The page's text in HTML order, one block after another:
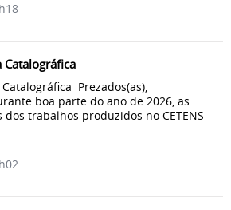
Catalográfica
Prezados(as),
boa parte do ano de 2026, as
trabalhos produzidos no CETENS